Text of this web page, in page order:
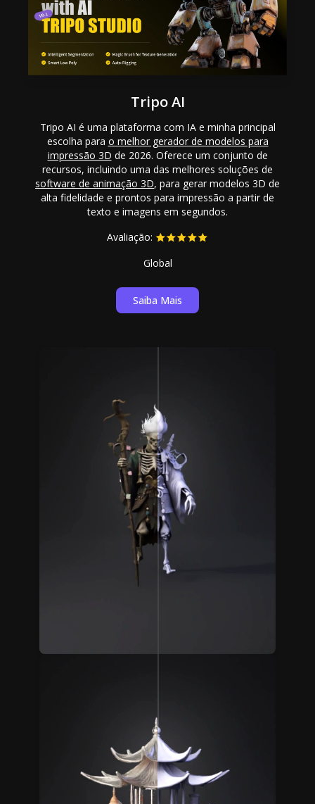
Tripo AI
Tripo AI é uma plataforma com IA e minha principal
escolha para o melhor gerador de modelos para
impressão 3D de 2026. Oferece um conjunto de
recursos, incluindo uma das melhores soluções de
software de animação 3D, para gerar modelos 3D de
alta fidelidade e prontos para impressão a partir de
texto e imagens em segundos.
Avaliação:
Global
Saiba Mais